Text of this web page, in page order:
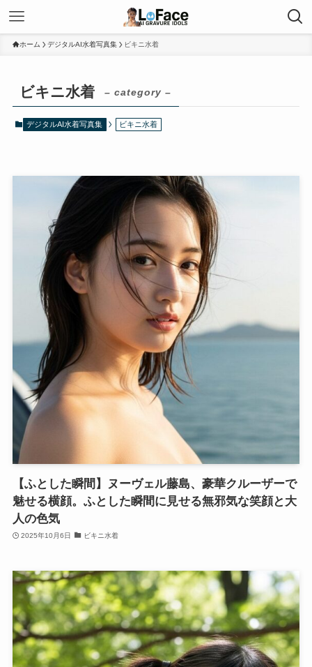
ホーム デジタルAI水着写真集 ビキニ水着
ビキニ水着 – category –
デジタルAI水着写真集 ビキニ水着
【ふとした瞬間】ヌーヴェル藤島、豪華クルーザーで
魅せる横顔。ふとした瞬間に見せる無邪気な笑顔と大
人の色気
2025年10月6日 ビキニ水着